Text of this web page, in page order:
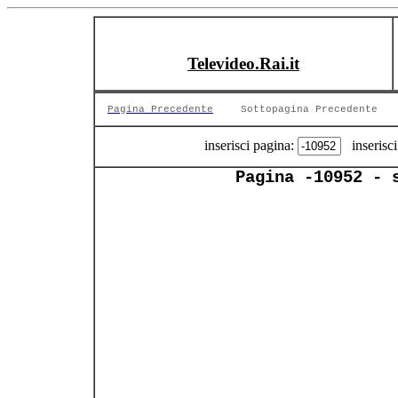
Televideo.Rai.it
Pagina Precedente Sottopagina Precedente
inserisci pagina:
Pagina -10952 -